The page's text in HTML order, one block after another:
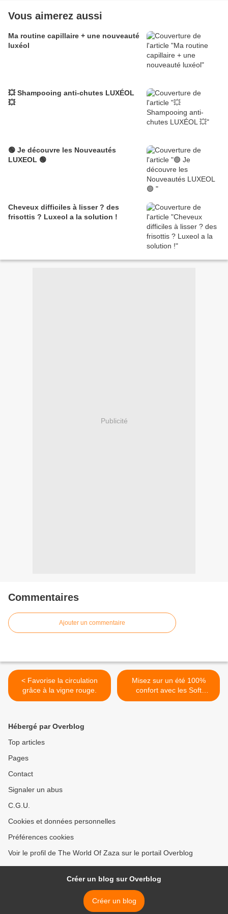
Vous aimerez aussi
Ma routine capillaire + une nouveauté
luxéol
💥 Shampooing anti-chutes LUXÉOL
💥
🟢 Je découvre les Nouveautés
LUXEOL 🟢
Cheveux difficiles à lisser ? des
frisottis ? Luxeol a la solution !
Publicité
Commentaires
Ajouter un commentaire
< Favorise la circulation
grâce à la vigne rouge.
Misez sur un été 100%
confort avec les Soft
Tampons du loveshop
Hébergé par Overblog
Top articles
Pages
Contact
Signaler un abus
C.G.U.
Cookies et données personnelles
Préférences cookies
Voir le profil de The World Of Zaza sur le portail Overblog
Créer un blog sur Overblog
Créer un blog